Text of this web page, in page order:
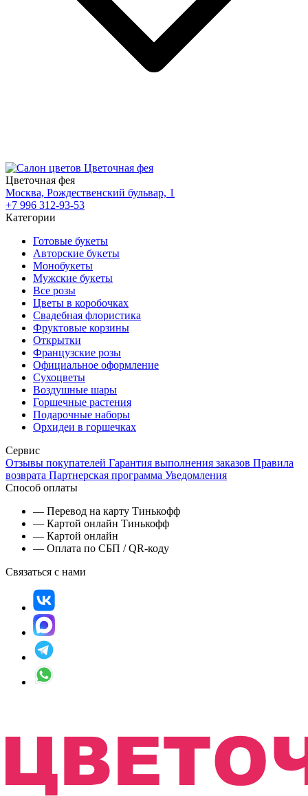
Цветочная фея
Москва, Рождественский бульвар, 1
+7 996 312-93-53
Категории
Готовые букеты
Авторские букеты
Монобукеты
Мужские букеты
Все розы
Цветы в коробочках
Свадебная флористика
Фруктовые корзины
Открытки
Французские розы
Официальное оформление
Сухоцветы
Воздушные шары
Горшечные растения
Подарочные наборы
Орхидеи в горшечках
Сервис
Отзывы покупателей Гарантия выполнения заказов Правила
возврата Партнерская программа Уведомления
Способ оплаты
— Перевод на карту Тинькофф
— Картой онлайн Тинькофф
— Картой онлайн
— Оплата по СБП / QR-коду
Связаться с нами